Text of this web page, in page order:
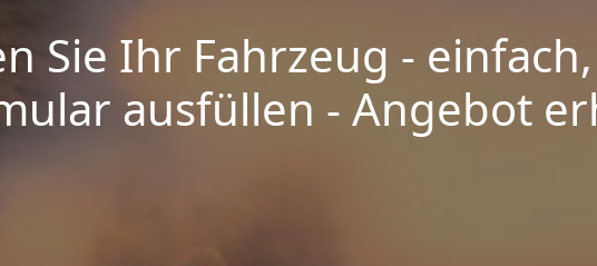
Sie Ihr Fahrzeug -
ausfüllen - Angebot